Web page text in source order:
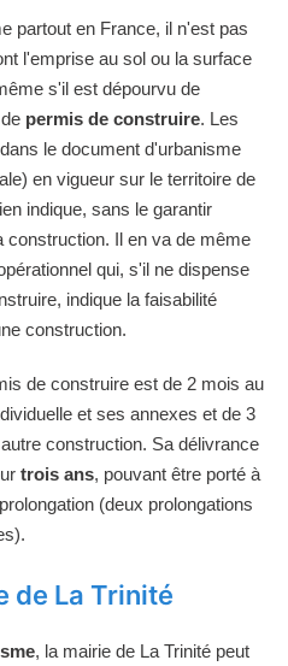
partout en France, il n'est pas
l'emprise au sol ou la surface
s'il est dépourvu de
permis de construire. Les
le document d'urbanisme
en vigueur sur le territoire de
indique, sans le garantir
construction. Il en va de même
qui, s'il ne dispense
indique la faisabilité
construction.
de construire est de 2 mois au
et ses annexes et de 3
construction. Sa délivrance
trois ans, pouvant être porté à
(deux prolongations
de La Trinité
, la mairie de La Trinité peut